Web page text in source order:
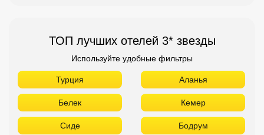
ТОП лучших отелей 3* звезды
Используйте удобные фильтры
Турция Аланья
Белек Кемер
Сиде Бодрум